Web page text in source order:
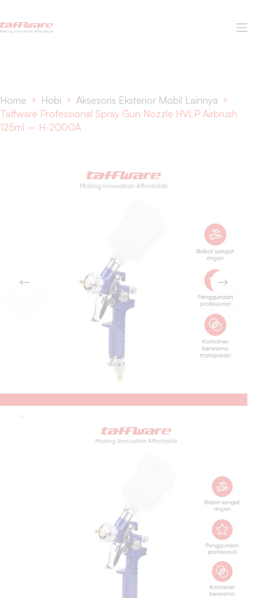
Home Hobi
Aksesoris Eksterior Mobil Lainnya
Taffware Professional Spray Gun Nozzle HVLP Airbrush
125ml – H-2000A